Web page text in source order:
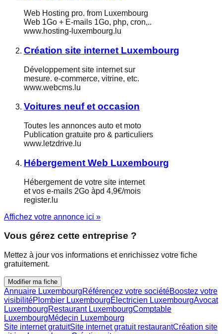
Web Hosting pro. from Luxembourg
Web 1Go + E-mails 1Go, php, cron,..
www.hosting-luxembourg.lu
Création site internet Luxembourg
Développement site internet sur
mesure. e-commerce, vitrine, etc.
www.webcms.lu
Voitures neuf et occasion
Toutes les annonces auto et moto
Publication gratuite pro & particuliers
www.letzdrive.lu
Hébergement Web Luxembourg
Hébergement de votre site internet
et vos e-mails 2Go àpd 4,9€/mois
register.lu
Affichez votre annonce ici »
Vous gérez cette entreprise ?
Mettez à jour vos informations et enrichissez votre fiche
gratuitement.
Modifier ma fiche
Annuaire LuxembourgRéférencez votre sociétéBoostez votre
visibilitéPlombier LuxembourgÉlectricien LuxembourgAvocat
LuxembourgRestaurant LuxembourgComptable
LuxembourgMédecin Luxembourg
Site internet gratuitSite internet gratuit restaurantCréation site